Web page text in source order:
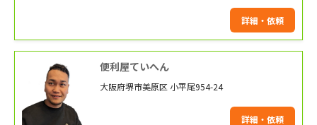
ご相談をお受けする」 ことをモットーに ・24時間年中無休
・出張費用0円 で困っている方に寄り添います！
詳細・依頼
便利屋ていへん
大阪府堺市美原区 小平尾954-24
詳細・依頼